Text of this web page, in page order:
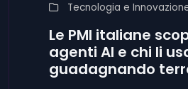
Tecnologia e
Le PMI italiane
agenti AI e chi li
guadagnando